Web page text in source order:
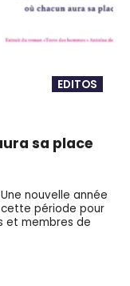
EDITOS
sa place
nouvelle année
période pour
et membres de